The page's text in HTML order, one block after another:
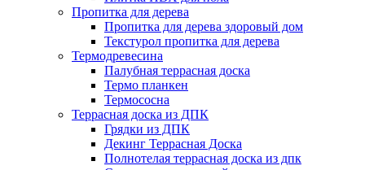
Пропитка для дерева
Пропитка для дерева здоровый дом
Текстурол пропитка для дерева
Термодревесина
Палубная террасная доска
Термо планкен
Термососна
Террасная доска из ДПК
Грядки из ДПК
Декинг Террасная Доска
Полнотелая террасная доска из дпк